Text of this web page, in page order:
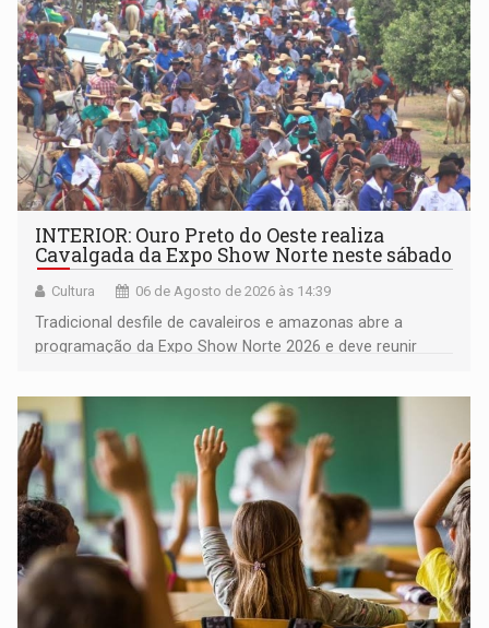
INTERIOR: Ouro Preto do Oeste realiza
Cavalgada da Expo Show Norte neste sábado
Cultura 06 de Agosto de 2026 às 14:39
Tradicional desfile de cavaleiros e amazonas abre a
programação da Expo Show Norte 2026 e deve reunir